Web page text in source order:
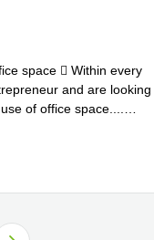
space  Within every
and are looking
of office space.